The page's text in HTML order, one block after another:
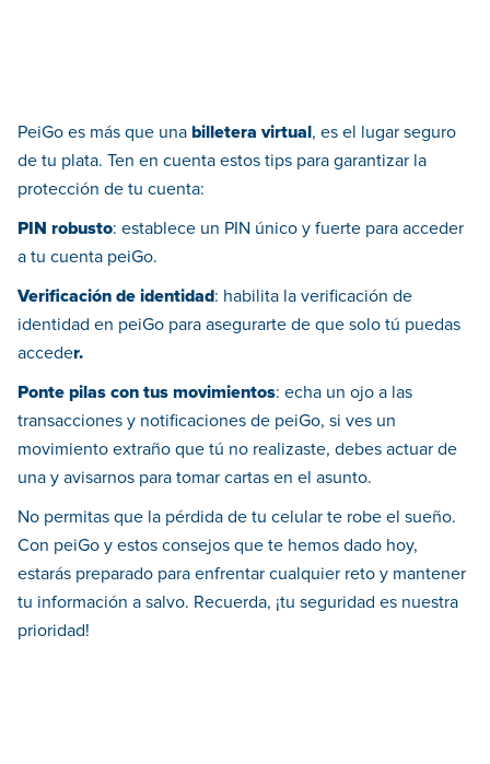
PeiGo es más que una billetera virtual , es el lugar seguro
de tu plata. Ten en cuenta estos tips para garantizar la
protección de tu cuenta:
PIN robusto: establece un PIN único y fuerte para acceder
a tu cuenta peiGo.
Verificación de identidad: habilita la verificación de
identidad en peiGo para asegurarte de que solo tú puedas
acceder.
Ponte pilas con tus movimientos: echa un ojo a las
transacciones y notificaciones de peiGo, si ves un
movimiento extraño que tú no realizaste, debes actuar de
una y avisarnos para tomar cartas en el asunto.
No permitas que la pérdida de tu celular te robe el sueño.
Con peiGo y estos consejos que te hemos dado hoy,
estarás preparado para enfrentar cualquier reto y mantener
tu información a salvo. Recuerda, ¡tu seguridad es nuestra
prioridad!